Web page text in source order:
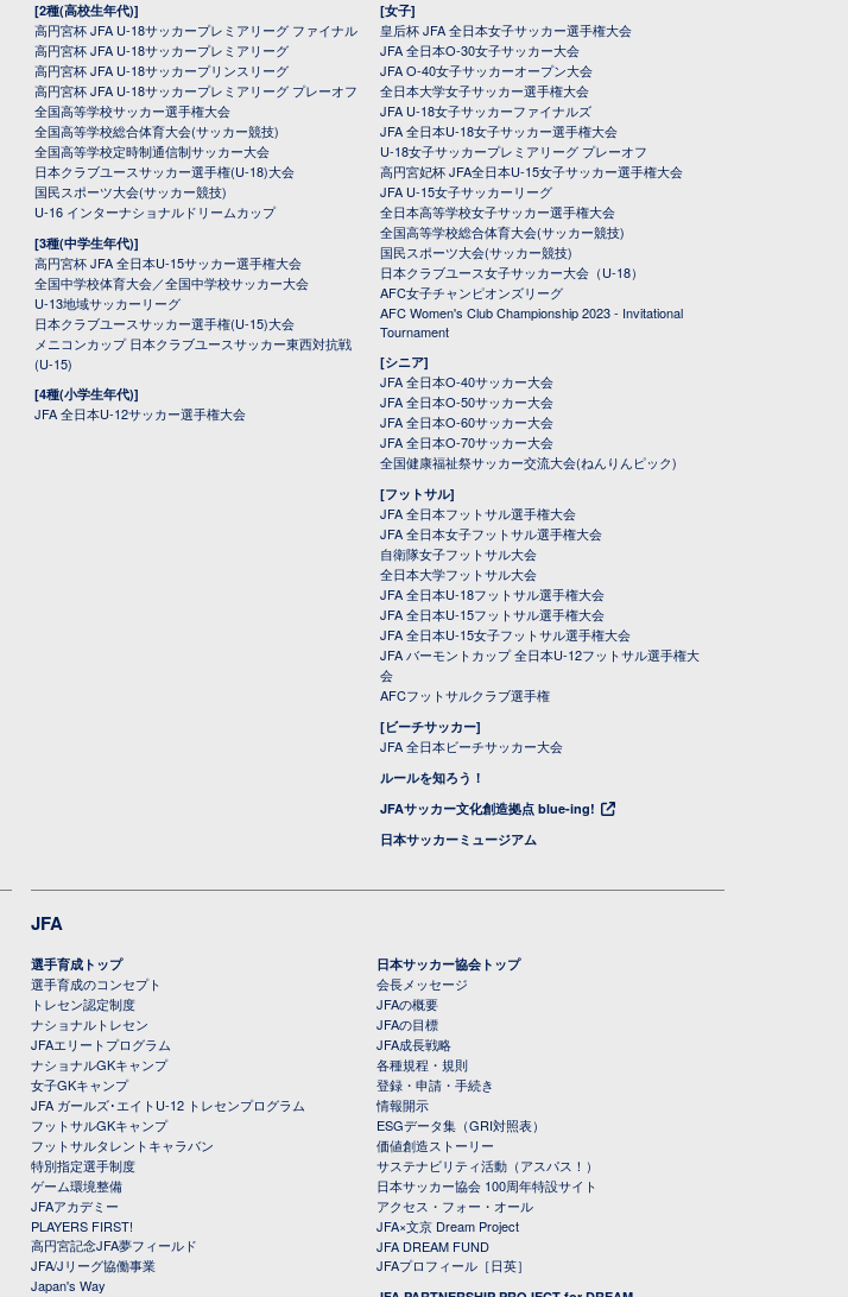
[2種(高校生年代)]
高円宮杯 JFA U-18サッカープレミアリーグ ファイナル
高円宮杯 JFA U-18サッカープレミアリーグ
高円宮杯 JFA U-18サッカープリンスリーグ
高円宮杯 JFA U-18サッカープレミアリーグ プレーオフ
全国高等学校サッカー選手権大会
全国高等学校総合体育大会(サッカー競技)
全国高等学校定時制通信制サッカー大会
日本クラブユースサッカー選手権(U-18)大会
国民スポーツ大会(サッカー競技)
U-16 インターナショナルドリームカップ
[3種(中学生年代)]
高円宮杯 JFA 全日本U-15サッカー選手権大会
全国中学校体育大会／全国中学校サッカー大会
U-13地域サッカーリーグ
日本クラブユースサッカー選手権(U-15)大会
メニコンカップ 日本クラブユースサッカー東西対抗戦
(U-15)
[4種(小学生年代)]
JFA 全日本U-12サッカー選手権大会
[女子]
皇后杯 JFA 全日本女子サッカー選手権大会
JFA 全日本O-30女子サッカー大会
JFA O-40女子サッカーオープン大会
全日本大学女子サッカー選手権大会
JFA U-18女子サッカーファイナルズ
JFA 全日本U-18女子サッカー選手権大会
U-18女子サッカープレミアリーグ プレーオフ
高円宮妃杯 JFA全日本U-15女子サッカー選手権大会
JFA U-15女子サッカーリーグ
全日本高等学校女子サッカー選手権大会
全国高等学校総合体育大会(サッカー競技)
国民スポーツ大会(サッカー競技)
日本クラブユース女子サッカー大会（U-18）
AFC女子チャンピオンズリーグ
AFC Women's Club Championship 2023 - Invitational
Tournament
[シニア]
JFA 全日本O-40サッカー大会
JFA 全日本O-50サッカー大会
JFA 全日本O-60サッカー大会
JFA 全日本O-70サッカー大会
全国健康福祉祭サッカー交流大会(ねんりんピック)
[フットサル]
JFA 全日本フットサル選手権大会
JFA 全日本女子フットサル選手権大会
自衛隊女子フットサル大会
全日本大学フットサル大会
JFA 全日本U-18フットサル選手権大会
JFA 全日本U-15フットサル選手権大会
JFA 全日本U-15女子フットサル選手権大会
JFA バーモントカップ 全日本U-12フットサル選手権大
会
AFCフットサルクラブ選手権
[ビーチサッカー]
JFA 全日本ビーチサッカー大会
ルールを知ろう！
JFAサッカー文化創造拠点 blue-ing!
日本サッカーミュージアム
JFA
選手育成トップ
選手育成のコンセプト
トレセン認定制度
ナショナルトレセン
JFAエリートプログラム
ナショナルGKキャンプ
女子GKキャンプ
JFA ガールズ･エイトU-12 トレセンプログラム
フットサルGKキャンプ
フットサルタレントキャラバン
特別指定選手制度
ゲーム環境整備
JFAアカデミー
PLAYERS FIRST!
高円宮記念JFA夢フィールド
JFA/Jリーグ協働事業
Japan's Way
日本サッカー協会トップ
会長メッセージ
JFAの概要
JFAの目標
JFA成長戦略
各種規程・規則
登録・申請・手続き
情報開示
ESGデータ集（GRI対照表）
価値創造ストーリー
サステナビリティ活動（アスパス！）
日本サッカー協会 100周年特設サイト
アクセス・フォー・オール
JFA×文京 Dream Project
JFA DREAM FUND
JFAプロフィール［日英］